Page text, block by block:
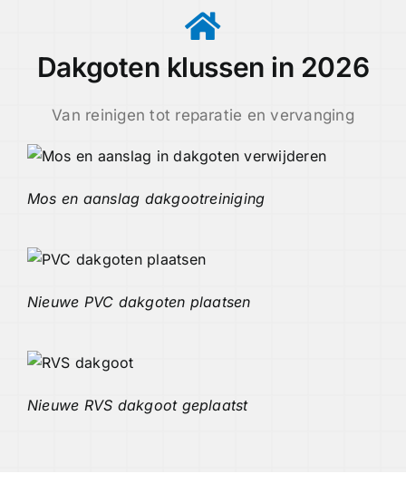
Dakgoten klussen in 2026
Van reinigen tot reparatie en vervanging
Mos en aanslag dakgootreiniging
Nieuwe PVC dakgoten plaatsen
Nieuwe RVS dakgoot geplaatst